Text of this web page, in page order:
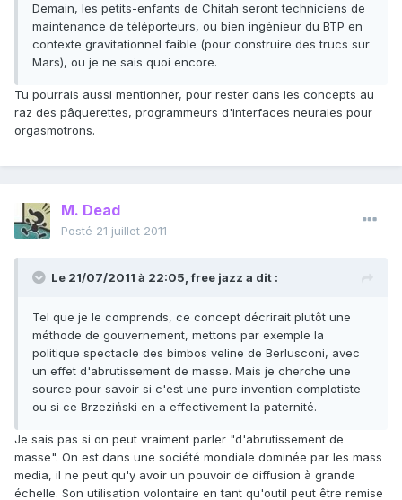
Demain, les petits-enfants de Chitah seront techniciens de
maintenance de téléporteurs, ou bien ingénieur du BTP en
contexte gravitationnel faible (pour construire des trucs sur
Mars), ou je ne sais quoi encore.
Tu pourrais aussi mentionner, pour rester dans les concepts au
raz des pâquerettes, programmeurs d'interfaces neurales pour
orgasmotrons.
M. Dead
Posté 21 juillet 2011
Le 21/07/2011 à 22:05, free jazz a dit :
Tel que je le comprends, ce concept décrirait plutôt une
méthode de gouvernement, mettons par exemple la
politique spectacle des bimbos veline de Berlusconi, avec
un effet d'abrutissement de masse. Mais je cherche une
source pour savoir si c'est une pure invention complotiste
ou si ce Brzeziński en a effectivement la paternité.
Je sais pas si on peut vraiment parler "d'abrutissement de
masse". On est dans une société mondiale dominée par les mass
media, il ne peut qu'y avoir un pouvoir de diffusion à grande
échelle. Son utilisation volontaire en tant qu'outil peut être remise